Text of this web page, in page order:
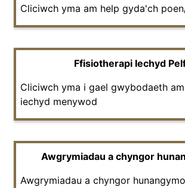
Cliciwch yma am help gyda'ch
Ffisiotherapi Iechyd
Cliciwch yma i gael gwybodaeth
iechyd menywod
Awgrymiadau a chyngor
Awgrymiadau a chyngor